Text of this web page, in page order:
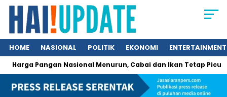
HOME NASIONAL POLITIK EKONOMI ENTERTAINMENT
Pangan Nasional Menurun, Cabai dan Ikan Tetap Picu